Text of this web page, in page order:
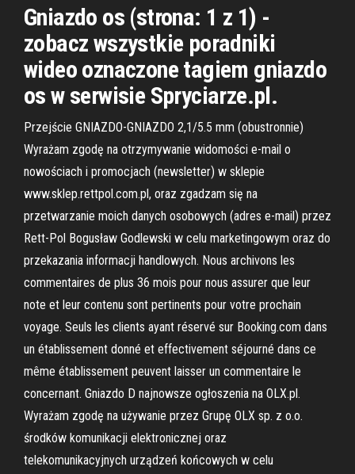
Gniazdo os (strona: 1 z 1) -
zobacz wszystkie poradniki
wideo oznaczone tagiem gniazdo
os w serwisie Spryciarze.pl.
Przejście GNIAZDO-GNIAZDO 2,1/5.5 mm (obustronnie)
Wyrażam zgodę na otrzymywanie widomości e-mail o
nowościach i promocjach (newsletter) w sklepie
www.sklep.rettpol.com.pl, oraz zgadzam się na
przetwarzanie moich danych osobowych (adres e-mail) przez
Rett-Pol Bogusław Godlewski w celu marketingowym oraz do
przekazania informacji handlowych. Nous archivons les
commentaires de plus 36 mois pour nous assurer que leur
note et leur contenu sont pertinents pour votre prochain
voyage. Seuls les clients ayant réservé sur Booking.com dans
un établissement donné et effectivement séjourné dans ce
même établissement peuvent laisser un commentaire le
concernant. Gniazdo D najnowsze ogłoszenia na OLX.pl.
Wyrażam zgodę na używanie przez Grupę OLX sp. z o.o.
środków komunikacji elektronicznej oraz
telekomunikacyjnych urządzeń końcowych w celu